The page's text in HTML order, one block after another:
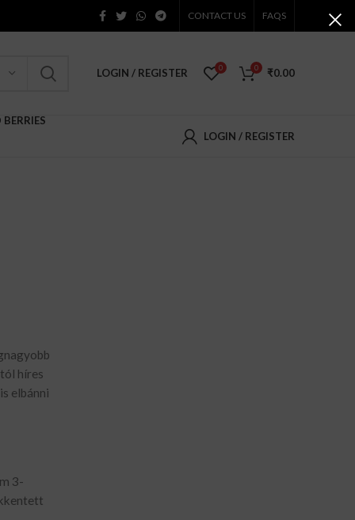
CONTACT US FAQS
LOGIN / REGISTER 0 0 ₹0.00
BERRIES
LOGIN / REGISTER
híres
elbánni
3-